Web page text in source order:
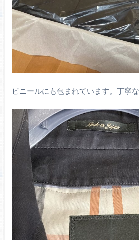
ビニールにも包まれています。丁寧